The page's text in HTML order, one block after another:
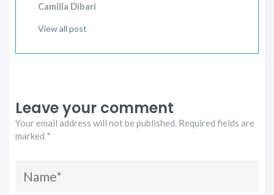
Camilla Dibari
View all post
Leave your comment
Your email address will not be published. Required fields are
marked *